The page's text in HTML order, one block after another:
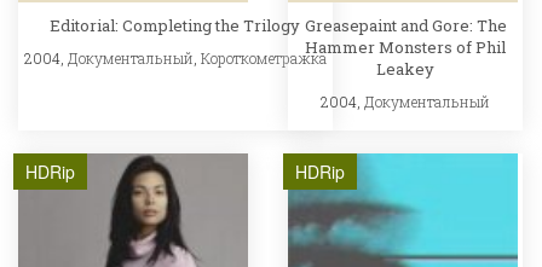
Editorial: Completing the Trilogy
2004, Документальный Короткометражка
Greasepaint and Gore: The
Hammer Monsters of Phil
Leakey
2004, Документальный
HDRip HDRip